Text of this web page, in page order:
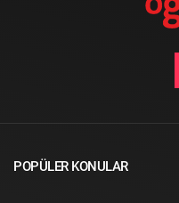
POPÜLER KONULAR